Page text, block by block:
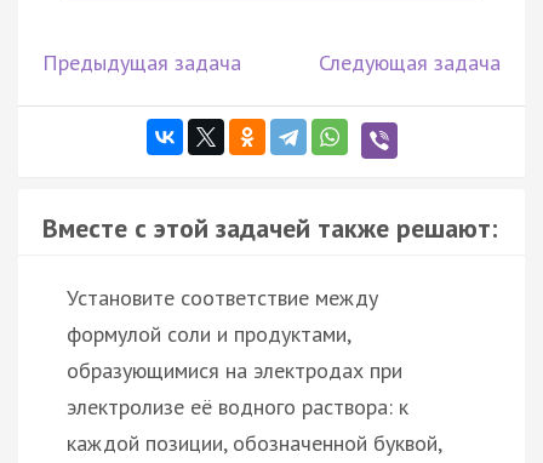
Предыдущая задача Следующая задача
Вместе с этой задачей также решают:
Установите соответствие между
формулой соли и продуктами,
образующимися на электродах при
электролизе её водного раствора: к
каждой позиции, обозначенной буквой,